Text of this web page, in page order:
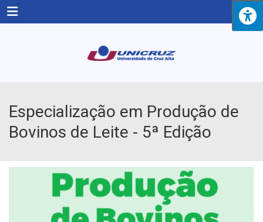
Menu
Especialização em Produção de
Bovinos de Leite - 5ª Edição